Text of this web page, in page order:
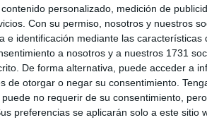
personalizado, medición de
Con su permiso, nosotros y nuestros
e identificación mediante las características
a nosotros y a nuestros 1731
De forma alternativa, puede acceder a
de otorgar o negar su consentimiento.
no requerir de su consentimiento,
preferencias se aplicarán solo a este sitio